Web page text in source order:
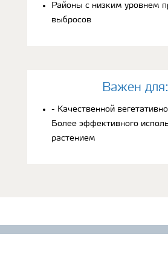
Районы с низким уровнем
выбросов
Bажен для:
- Качественной
Более эффективного
растением